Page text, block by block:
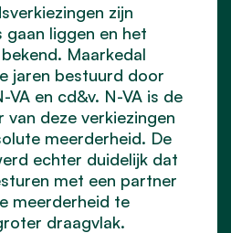
zijn
liggen en het
Maarkedal
jaren bestuurd door
en cd&v. N-VA is de
deze verkiezingen
meerderheid. De
echter duidelijk dat
met een partner
meerderheid te
draagvlak.